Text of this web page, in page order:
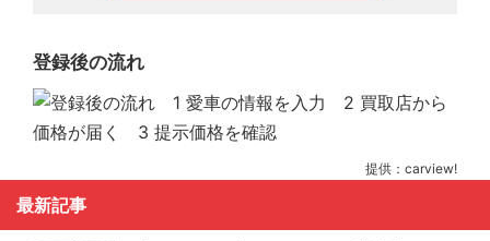
登録後の流れ
提供：carview!
最新記事